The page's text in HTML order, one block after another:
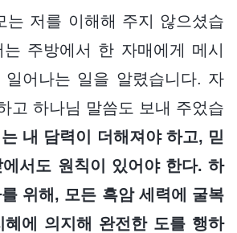
는 저를 이해해 주지 않으셨습
주방에서 한 자매에게 메시
어나는 일을 알렸습니다. 자
고 하나님 말씀도 보내 주었습
는 내 담력이 더해져야 하고, 믿
서도 원칙이 있어야 한다. 하
위해, 모든 흑암 세력에 굴복
에 의지해 완전한 도를 행하